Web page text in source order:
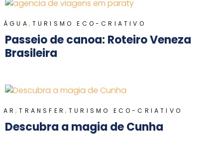
ÁGUA , TURISMO ECO-CRIATIVO
Passeio de canoa: Roteiro Veneza
Brasileira
AR,TRANSFER,TURISMO ECO-CRIATIVO
Descubra a magia de Cunha